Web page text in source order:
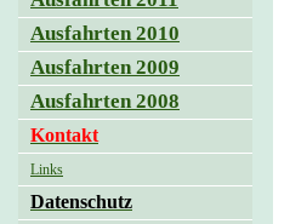
Ausfahrten 2010
Ausfahrten 2009
Ausfahrten 2008
Kontakt
Links
Datenschutz